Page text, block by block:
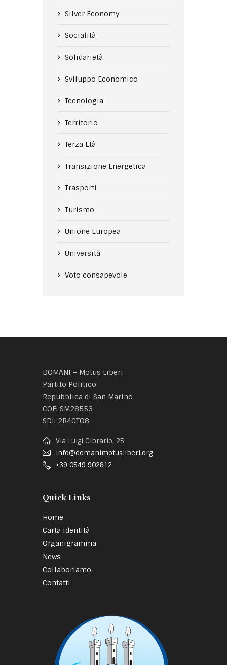
Silver Economy
Socialità
Solidarietà
Sviluppo Economico
Tecnologia
Territorio
Terza Età
Transizione Energetica
Trasporti
Turismo
Unione Europea
Università
Voto consapevole
DOMANI – Motus Liberi
Partito Politico
Repubblica di San Marino
COE: SM28553
SDI: 2R4GTO8
Via Luigi Cibrario, 25
info@domanimotusliberi.org
+39 0549 902812
Quick Links
Home
Carta Identità
Organigramma
News
Collaboriamo
Contatti